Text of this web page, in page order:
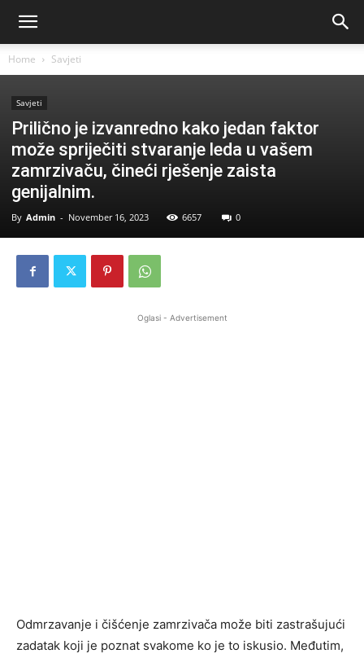
Home Savjeti
Savjeti
Prilično je izvanredno kako jedan faktor
može spriječiti stvaranje leda u vašem
zamrzivaču, čineći rješenje zaista
genijalnim.
By Admin - November 16, 2023 6657 0
Oglasi - Advertisement
Odmrzavanje i čišćenje zamrzivača može biti zastrašujući
zadatak koji je poznat svakome ko je to iskusio. Međutim,